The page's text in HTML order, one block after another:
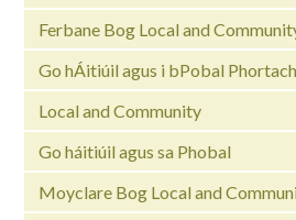
Ferbane Bog Local and
Go hÁitiúil agus i bPobal
Local and Community
Go háitiúil agus sa Phobal
Moyclare Bog Local and